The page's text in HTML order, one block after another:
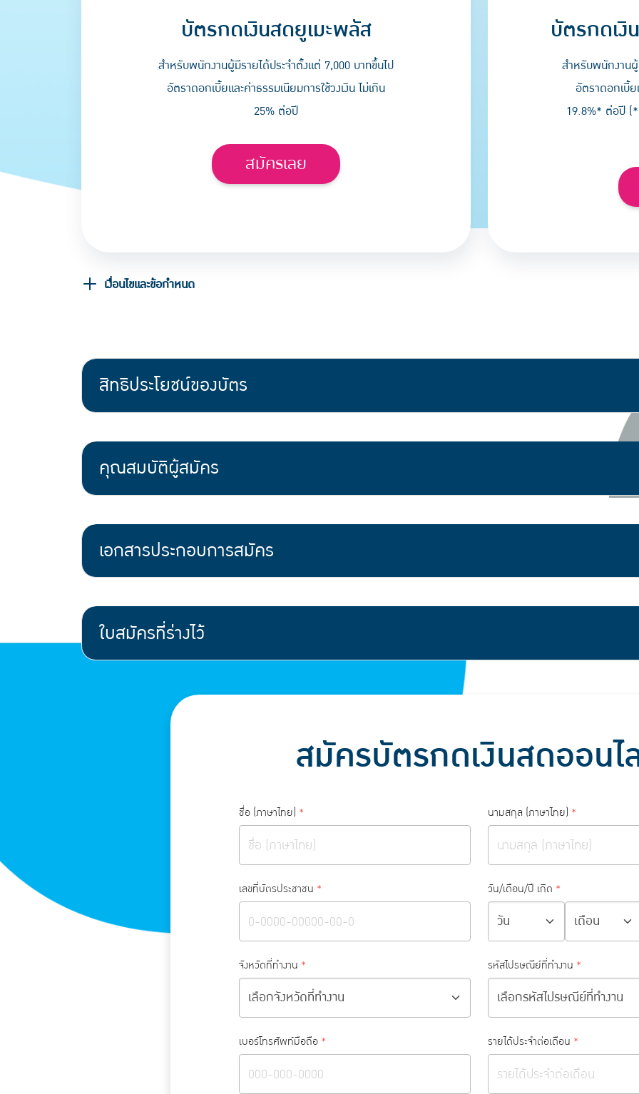
บัตรกดเงินสดยูเมะพลัส
สำหรับพนักงานผู้มีรายได้ประจำตั้งแต่ 7,000 บาทขึ้นไป
อัตราดอกเบี้ยและค่าธรรมเนียมการใช้วงเงิน ไม่เกิน
25% ต่อปี
สมัครเลย
บัตรกดเงิ
สำหรับพนักงานผู้
อัตราดอกเบี้ย
19.8%* ต่อปี
เงื่อนไขและข้อกำหนด
สิทธิประโยชน์ของบัตร
คุณสมบัติผู้สมัคร
เอกสารประกอบการสมัคร
ใบสมัครที่ร่างไว้
สมัครบัตรกดเงินสดออนไ
ชื่อ (ภาษาไทย) * นามสกุล (ภาษาไทย) *
เลขที่บัตรประชาชน * วัน/เดือน/ปี เกิด *
จังหวัดที่ทำงาน * รหัสไปรษณีย์ที่ทำงาน *
เบอร์โทรศัพท์มือถือ * รายได้ประจำต่อเดือน *